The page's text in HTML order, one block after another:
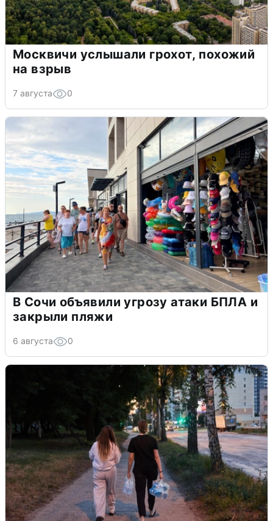
Москвичи услышали грохот, похожий
на взрыв
7 августа 0
В Сочи объявили угрозу атаки БПЛА и
закрыли пляжи
6 августа 0